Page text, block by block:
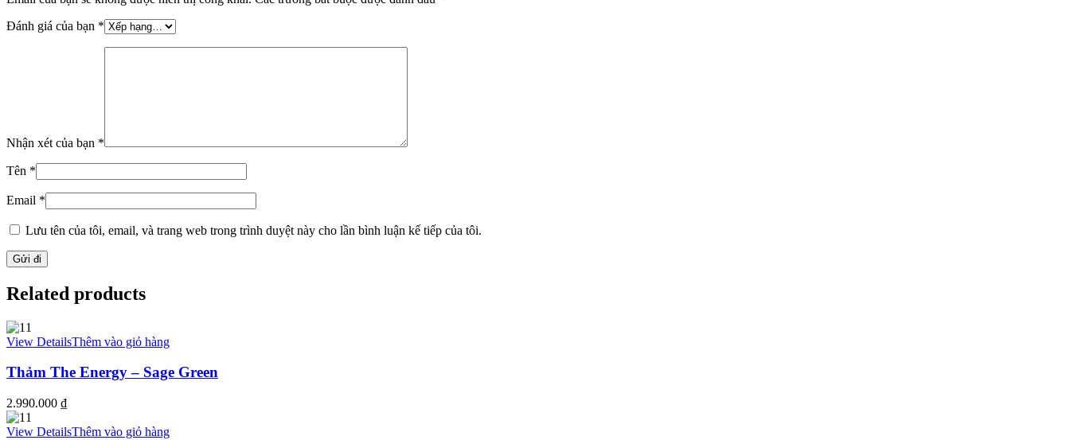
Đánh giá của bạn *
Nhận xét của bạn *
Tên *
Email *
Lưu tên của tôi, email, và trang web trong trình duyệt này cho lần bình luận kế tiếp của tôi.
Related products
View DetailsThêm vào giỏ hàng
Thảm The Energy – Sage Green
2.990.000 ₫
View DetailsThêm vào giỏ hàng